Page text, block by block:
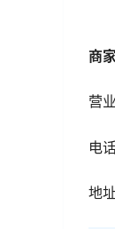
商
营
电
地